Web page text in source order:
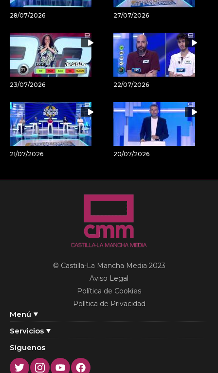
28/07/2026 27/07/2026
23/07/2026 22/07/2026
21/07/2026 20/07/2026
Menú
Servicios
© Castilla-La Mancha Media 2023
Aviso Legal
Política de Cookies
Política de Privacidad
Síguenos
TwitterInstagram
YoutubeFacebook